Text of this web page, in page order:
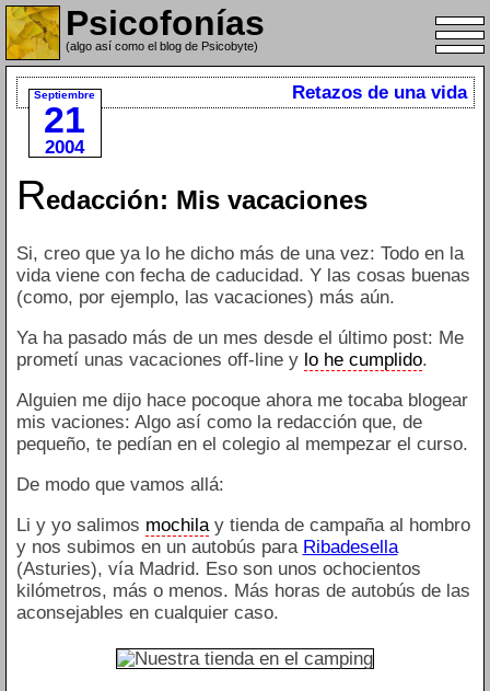
Psicofonías
(algo así como el blog de Psicobyte)
Septiembre
21
2004
Retazos de una vida
Redacción: Mis vacaciones
Si, creo que ya lo he dicho más de una vez: Todo en la
vida viene con fecha de caducidad. Y las cosas buenas
(como, por ejemplo, las vacaciones) más aún.
Ya ha pasado más de un mes desde el último post: Me
prometí unas vacaciones off-line y lo he cumplido.
Alguien me dijo hace pocoque ahora me tocaba blogear
mis vaciones: Algo así como la redacción que, de
pequeño, te pedían en el colegio al mempezar el curso.
De modo que vamos allá:
Li y yo salimos mochilay tienda de campaña al hombro
y nos subimos en un autobús para Ribadesella
(Asturies), vía Madrid. Eso son unos ochocientos
kilómetros, más o menos. Más horas de autobús de las
aconsejables en cualquier caso.